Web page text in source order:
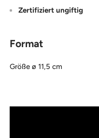
Zertifiziert ungiftig
Format
Größe ø 11,5 cm